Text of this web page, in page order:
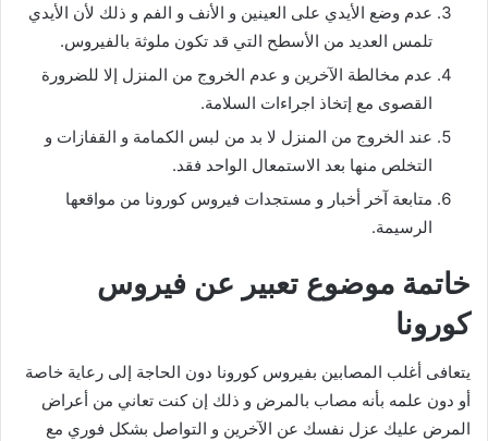
عدم وضع الأيدي على العينين و الأنف و الفم و ذلك لأن الأيدي
تلمس العديد من الأسطح التي قد تكون ملوثة بالفيروس.
عدم مخالطة الآخرين و عدم الخروج من المنزل إلا للضرورة
القصوى مع إتخاذ اجراءات السلامة.
عند الخروج من المنزل لا بد من لبس الكمامة و القفازات و
التخلص منها بعد الاستمعال الواحد فقد.
متابعة آخر أخبار و مستجدات فيروس كورونا من مواقعها
الرسيمة.
خاتمة موضوع تعبير عن فيروس
كورونا
يتعافى أغلب المصابين بفيروس كورونا دون الحاجة إلى رعاية خاصة
أو دون علمه بأنه مصاب بالمرض و ذلك إن كنت تعاني من أعراض
المرض عليك عزل نفسك عن الآخرين و التواصل بشكل فوري مع